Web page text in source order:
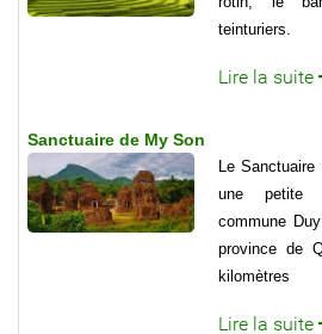
teinturiers.
Lire la suite
Sanctuaire de My Son
Le
une petite
commune
province de
kilomètres
Lire la suite